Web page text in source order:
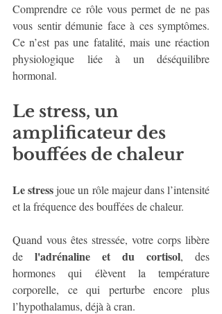
Comprendre ce rôle vous permet de ne pas
vous sentir démunie face à ces symptômes.
Ce n’est pas une fatalité, mais une réaction
physiologique liée à un déséquilibre
hormonal.
Le stress, un
amplificateur des
bouffées de chaleur
Le stress joue un rôle majeur dans l’intensité
et la fréquence des bouffées de chaleur.
Quand vous êtes stressée, votre corps libère
de l'adrénaline et du cortisol, des
hormones qui élèvent la température
corporelle, ce qui perturbe encore plus
l’hypothalamus, déjà à cran.